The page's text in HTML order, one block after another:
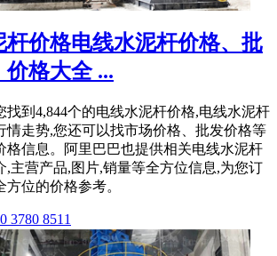
杆价格电线水泥杆价格、批
格大全 ...
找到4,844个的电线水泥杆价格,电线水泥杆
情走势,您还可以找市场价格、批发价格等
格信息。阿里巴巴也提供相关电线水泥杆
,主营产品,图片,销量等全方位信息,为您订
方位的价格参考。
3780 8511